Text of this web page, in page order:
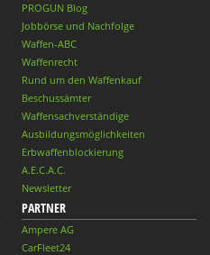
PROGUN Blog
Jobbörse und Nachfolge
Waffen-ABC
Waffenrecht
Rund um den Waffenkauf
Beschussämter
Waffensachverständige
Ausbildungsmöglichkeiten
Erbwaffenblockierung
A.E.C.A.C.
Newsletter
PARTNER
Ampere AG
CarFleet24